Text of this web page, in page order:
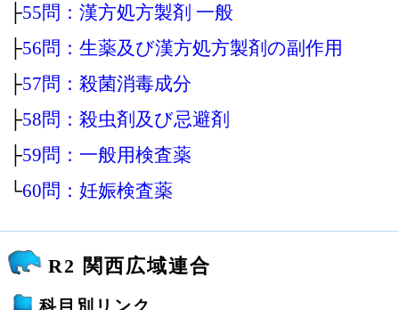
├55問：漢方処方製剤 一般
├56問：生薬及び漢方処方製剤の副作用
├57問：殺菌消毒成分
├58問：殺虫剤及び忌避剤
├59問：一般用検査薬
└60問：妊娠検査薬
R2 関西広域連合
科目別リンク